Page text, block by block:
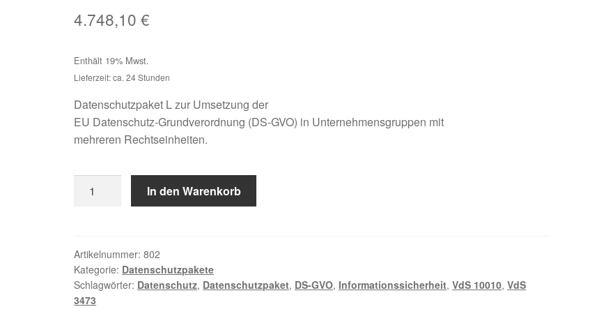
4.748,10€
Enthält 19% Mwst.
Lieferzeit: ca. 24 Stunden
Datenschutzpaket L zur Umsetzung der
EU Datenschutz-Grundverordnung (DS-GVO) in Unternehmensgruppen mit
mehreren Rechtseinheiten.
DATENSCHUTZPAKET
für
Unternehmensgruppen
[Digital]
Menge
In den Warenkorb
Artikelnummer:802
Kategorie: Datenschutzpakete
Schlagwörter: Datenschutz, Datenschutzpaket, DS-GVO, Informationssicherheit,VdS 10010,VdS
3473